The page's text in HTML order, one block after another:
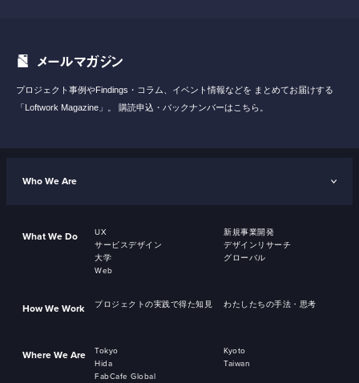
メールマガジン
プロジェクト事例やFindings・コラム、イベント情報などを まとめてお届けする
「Loftwork Magazine」。
購読申込・バックナンバーはこちら。
Who We Are
What We Do UX
新規事業開発
サービスデザイン
デザインリサーチ
大学
グローバル
Web
How We Work プロジェクトの実践で得た知見 わたしたちの手法・思考
Where We Are Tokyo
Kyoto
Hida
Taiwan
FabCafe Global